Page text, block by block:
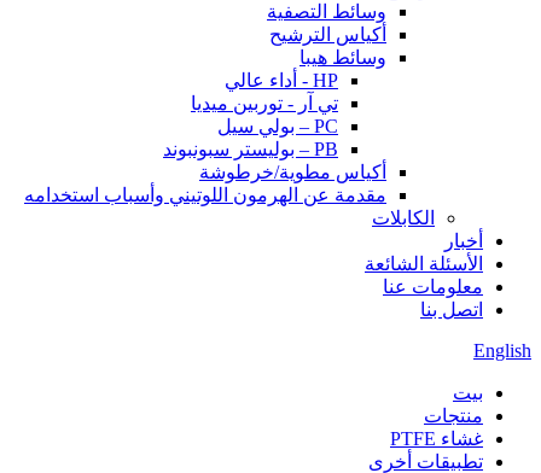
وسائط التصفية
أكياس الترشيح
وسائط هيبا
HP - أداء عالي
تي آر - توربين ميديا
PC – بولي سيل
PB – بوليستر سبونبوند
أكياس مطوية/خرطوشة
مقدمة عن الهرمون اللوتيني وأسباب استخدامه
الكابلات
أخبار
الأسئلة الشائعة
معلومات عنا
اتصل بنا
English
بيت
منتجات
غشاء PTFE
تطبيقات أخرى